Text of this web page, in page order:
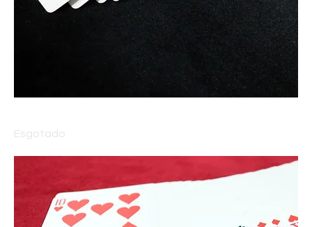
Esgotado